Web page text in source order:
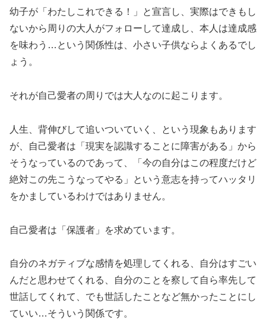
幼子が「わたしこれできる！」と宣言し、実際はできもし
ないから周りの大人がフォローして達成し、本人は達成感
を味わう…という関係性は、小さい子供ならよくあるでし
ょう。
それが自己愛者の周りでは大人なのに起こります。
人生、背伸びして追いついていく、という現象もあります
が、自己愛者は「現実を認識することに障害がある」から
そうなっているのであって、「今の自分はこの程度だけど
絶対この先こうなってやる」という意志を持ってハッタリ
をかましているわけではありません。
自己愛者は「保護者」を求めています。
自分のネガティブな感情を処理してくれる、自分はすごい
んだと思わせてくれる、自分のことを察して自ら率先して
世話してくれて、でも世話したことなど無かったことにし
ていい…そういう関係です。